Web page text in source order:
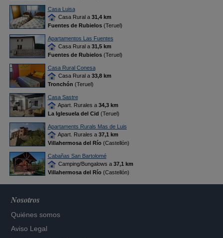
Casa Luisa
Casa Rural a 31,4 km
Fuentes de Rubielos(Teruel)
Apartamentos Las Fuentes
Casa Rural a 31,5 km
Fuentes de Rubielos(Teruel)
Casa Rural Conesa
Casa Rural a 33,8 km
Tronchón (Teruel)
Casa Sastre
Apart. Rurales a 34,3 km
La Iglesuela del Cid (Teruel)
Apartaments Rurals Mas de Luis
Apart. Rurales a 37,1 km
Villahermosa del Río(Castellón)
Cabañas San Bartolomé
Camping/Bungalows a 37,1 km
Villahermosa del Río(Castellón)
Nosotros
Quiénes somos
Aviso Legal